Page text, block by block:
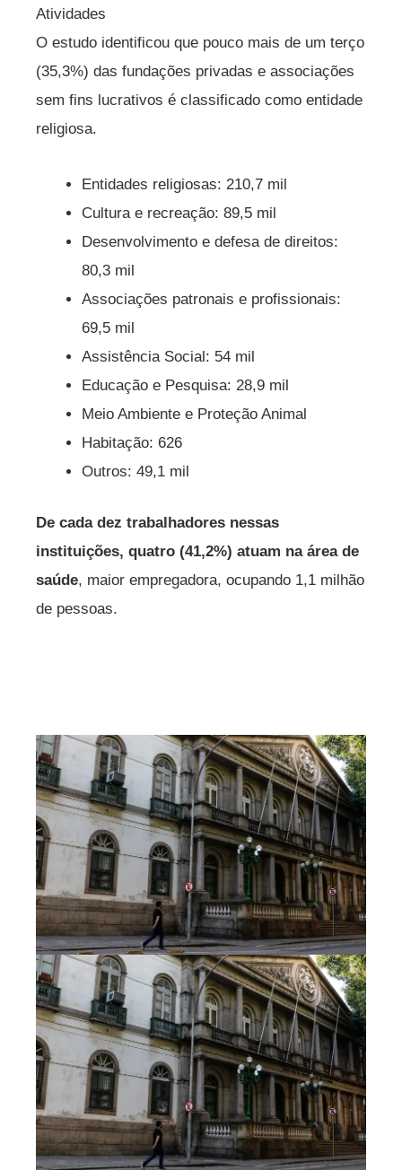
Atividades
O estudo identificou que pouco mais de um terço
(35,3%) das fundações privadas e associações
sem fins lucrativos é classificado como entidade
religiosa.
Entidades religiosas: 210,7 mil
Cultura e recreação: 89,5 mil
Desenvolvimento e defesa de direitos:
80,3 mil
Associações patronais e profissionais:
69,5 mil
Assistência Social: 54 mil
Educação e Pesquisa: 28,9 mil
Meio Ambiente e Proteção Animal
Habitação: 626
Outros: 49,1 mil
De cada dez trabalhadores nessas
instituições, quatro (41,2%) atuam na área de
saúde, maior empregadora, ocupando 1,1 milhão
de pessoas.